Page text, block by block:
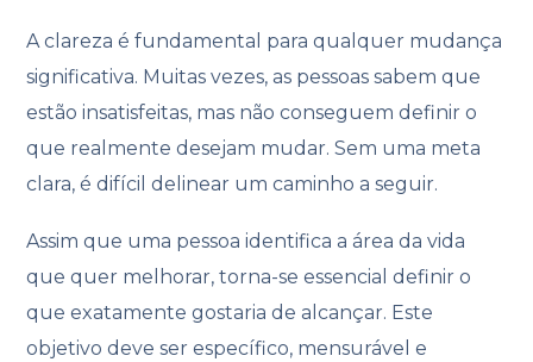
A clareza é fundamental para qualquer mudança
significativa. Muitas vezes, as pessoas sabem que
estão insatisfeitas, mas não conseguem definir o
que realmente desejam mudar. Sem uma meta
clara, é difícil delinear um caminho a seguir.
Assim que uma pessoa identifica a área da vida
que quer melhorar, torna-se essencial definir o
que exatamente gostaria de alcançar. Este
objetivo deve ser específico, mensurável e